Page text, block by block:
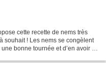
cette recette de nems très
souhait ! Les nems se congèlent
bonne tournée et d’en avoir à